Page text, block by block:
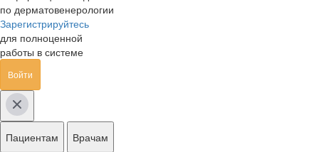
по дерматовенерологии
Зарегистрируйтесь
для полноценной
работы в системе
Войти
Пациентам
Врачам